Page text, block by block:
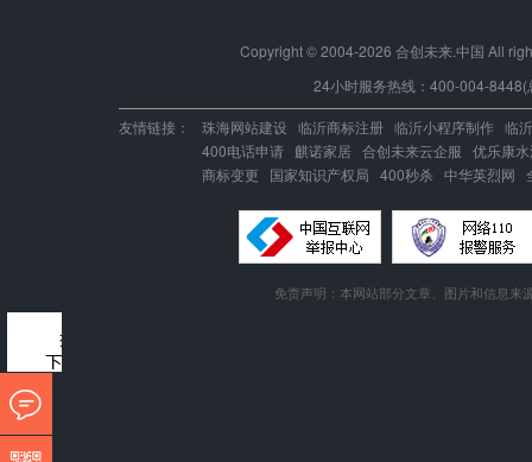
Copyright © 2004-2026 合创未来.中国 All
24小时服务热线：400-004-
友情链接： 珠海网站建设 临沂商标注册 临沂小程序制作 临
400电话申请 麒诺家居 合创未来云企服 优乐康
商标变更
国家知识产权局 400秒杀 中华英烈网
免责声明：本网站部分文章、图片和信息